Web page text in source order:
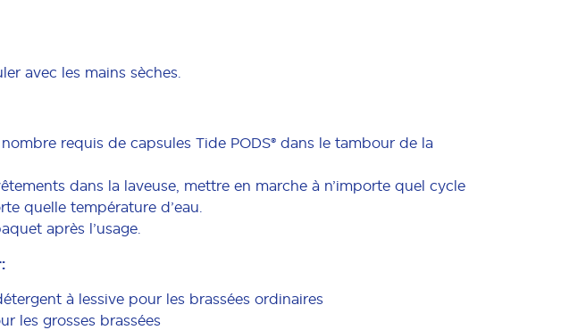
avec les mains sèches.
requis de capsules Tide PODS® dans le tambour de la
dans la laveuse, mettre en marche à n’importe quel cycle
quelle température d’eau.
après l’usage.
à lessive pour les brassées ordinaires
les grosses brassées